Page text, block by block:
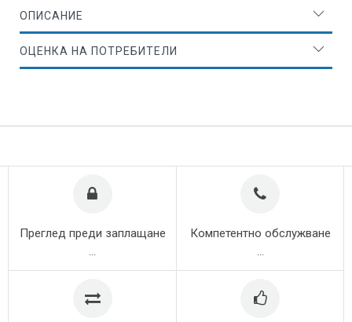
ОПИСАНИЕ
ОЦЕНКА НА ПОТРЕБИТЕЛИ
Преглед преди заплащане Компетентно обслужване